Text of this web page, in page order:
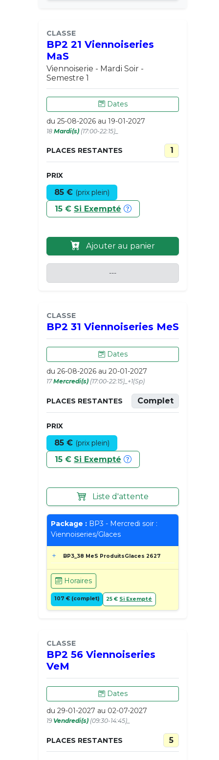
CLASSE
BP2 21 Viennoiseries
MaS
Viennoiserie - Mardi Soir -
Semestre 1
Dates
du 25-08-2026 au 19-01-2027
18 Mardi(s) (17:00-22:15)_
PLACES RESTANTES 1
PRIX
85 € (prix plein)
15 € Si Exempté
Ajouter au panier
---
CLASSE
BP2 31 Viennoiseries MeS
Dates
du 26-08-2026 au 20-01-2027
17Mercredi(s) (17:00-22:15)_+1(Sp)
PLACES RESTANTES Complet
PRIX
85 € (prix plein)
15 € Si Exempté
Liste d'attente
Package : BP3 - Mercredi soir :
Viennoiseries/Glaces
BP3_38 MeS ProduitsGlaces 2627
Horaires
107 € (complet) 25 € Si Exempté
CLASSE
BP2 56 Viennoiseries
VeM
Dates
du 29-01-2027 au 02-07-2027
19 Vendredi(s) (09:30-14:45)_
PLACES RESTANTES 5